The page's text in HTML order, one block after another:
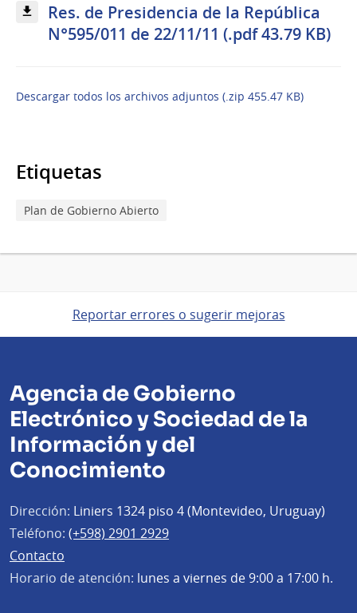
Res. de Presidencia de la República
N°595/011 de 22/11/11 (.pdf 43.79 KB)
Descargar todos los archivos adjuntos (.zip 455.47 KB)
Etiquetas
Plan de Gobierno Abierto
Reportar errores o sugerir mejoras
Agencia de Gobierno
Electrónico y Sociedad de la
Información y del
Conocimiento
Dirección: Liniers 1324 piso 4 (Montevideo, Uruguay)
Teléfono: (+598) 2901 2929
Contacto
Horario de atención: lunes a viernes de 9:00 a 17:00 h.